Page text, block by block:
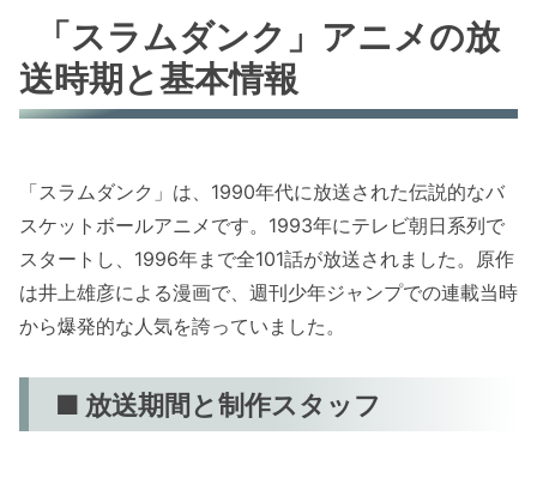
「スラムダンク」アニメの放
送時期と基本情報
「スラムダンク」は、1990年代に放送された伝説的なバ
スケットボールアニメです。1993年にテレビ朝日系列で
スタートし、1996年まで全101話が放送されました。原作
は井上雄彦による漫画で、週刊少年ジャンプでの連載当時
から爆発的な人気を誇っていました。
■ 放送期間と制作スタッフ